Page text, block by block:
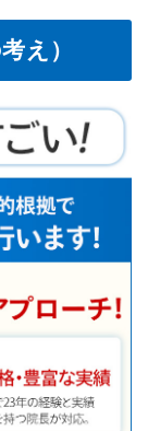
え）